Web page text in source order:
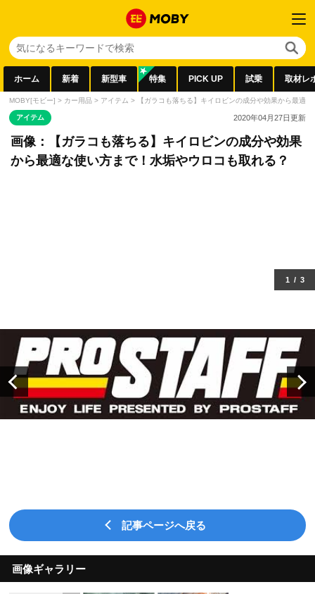
ホーム 新着 新型車 特集 PICK UP 試乗 取材レ
MOBY[モビー] > カー用品 > アイテム > 【ガラコも落ちる】キイロビンの成分や効果から最適
アイテム 2020年04月27日更新
画像：【ガラコも落ちる】キイロビンの成分や効果
から最適な使い方まで！水垢やウロコも取れる？
1 / 3
記事ページへ戻る
画像ギャラリー